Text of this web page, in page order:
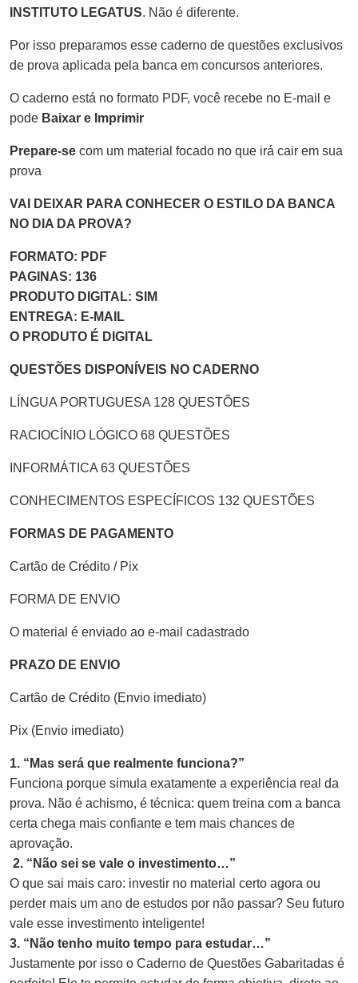
INSTITUTO LEGATUS. Não é diferente.
Por isso preparamos esse caderno de questões exclusivos
de prova aplicada pela banca em concursos anteriores.
O caderno está no formato PDF, você recebe no E-mail e
pode Baixar e Imprimir
Prepare-se com um material focado no que irá cair em sua
prova
VAI DEIXAR PARA CONHECER O ESTILO DA BANCA
NO DIA DA PROVA?
FORMATO: PDF
PAGINAS: 136
PRODUTO DIGITAL: SIM
ENTREGA: E-MAIL
O PRODUTO É DIGITAL
QUESTÕES DISPONÍVEIS NO CADERNO
LÍNGUA PORTUGUESA 128 QUESTÕES
RACIOCÍNIO LÓGICO 68 QUESTÕES
INFORMÁTICA 63 QUESTÕES
CONHECIMENTOS ESPECÍFICOS 132 QUESTÕES
FORMAS DE PAGAMENTO
Cartão de Crédito / Pix
FORMA DE ENVIO
O material é enviado ao e-mail cadastrado
PRAZO DE ENVIO
Cartão de Crédito (Envio imediato)
Pix (Envio imediato)
1. “Mas será que realmente funciona?”
Funciona porque simula exatamente a experiência real da
prova. Não é achismo, é técnica: quem treina com a banca
certa chega mais confiante e tem mais chances de
aprovação.
2. “Não sei se vale o investimento…”
O que sai mais caro: investir no material certo agora ou
perder mais um ano de estudos por não passar? Seu futuro
vale esse investimento inteligente!
3. “Não tenho muito tempo para estudar…”
Justamente por isso o Caderno de Questões Gabaritadas é